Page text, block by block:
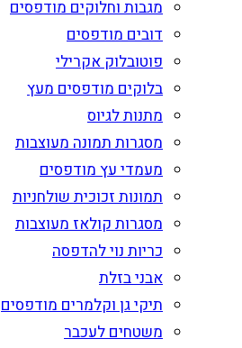
מגבות וחלוקים מודפסים
דובים מודפסים
פוטובלוק אקרילי
בלוקים מודפסים מעץ
מתנות לגיוס
מסגרות תמונה מעוצבות
מעמדי עץ מודפסים
תמונות זכוכית שולחניות
מסגרות קולאז מעוצבות
כריות נוי להדפסה
אבני בזלת
תיקי גן וקלמרים מודפסים
משטחים לעכבר